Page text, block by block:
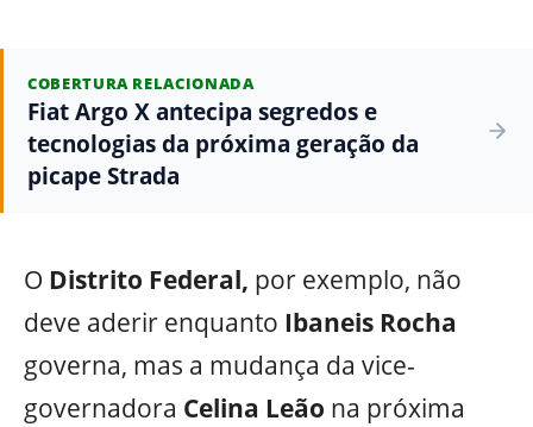
COBERTURA RELACIONADA
Fiat Argo X antecipa segredos e
tecnologias da próxima geração da
picape Strada
O Distrito Federal, por exemplo, não
deve aderir enquanto Ibaneis Rocha
governa, mas a mudança da vice-
governadora Celina Leão na próxima